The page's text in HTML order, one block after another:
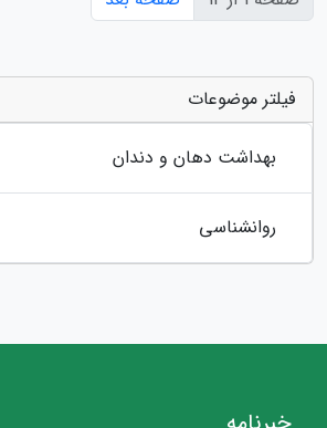
فیلتر موضوعات
بهداشت دهان و دندان
روانشناسی